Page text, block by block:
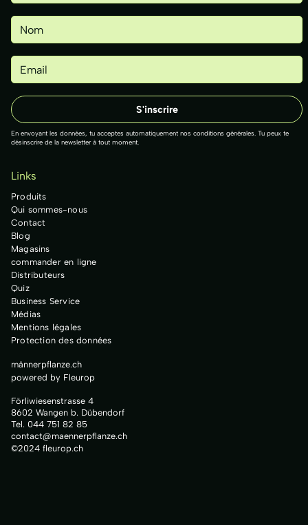
männerpflanze.ch
powered by Fleurop
Förliwiesenstrasse 4
8602 Wangen b. Dübendorf
Tel. 044 751 82 85
contact@maennerpflanze.ch
©2024 fleurop.ch
En envoyant les données, tu acceptes automatiquement nos conditions générales. Tu peux te
désinscrire de la newsletter à tout moment.
Links
Produits
Qui sommes-nous
Contact
Blog
Magasins
commander en ligne
Distributeurs
Quiz
Business Service
Médias
Mentions légales
Protection des données